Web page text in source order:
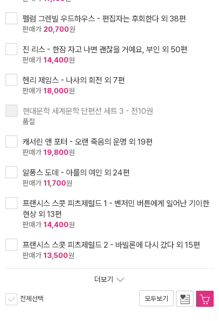
펠럼 그렌빌 우드하우스 - 편집자는 후회한다 외 38편
판매가 20,700원
진 리스 - 한잠 자고 나면 괜찮을 거예요, 부인 외 50편
판매가 14,400원
헨리 제임스 - 나사의 회전 외 7편
판매가 18,000원
현대문학 세계문학 단편선 세트 3 - 전10권
품절
캐서린 앤 포터 - 오랜 죽음의 운명 외 19편
판매가 19,800원
알퐁스 도데 - 아를의 여인 외 24편
판매가 11,700원
프랜시스 스콧 피츠제럴드 1 - 벤저민 버튼에게 일어난 기이한
현상 외 13편
판매가 14,400원
프랜시스 스콧 피츠제럴드 2 - 바빌론에 다시 갔다 외 15편
판매가 13,500원
더보기
전체선택 모두보기